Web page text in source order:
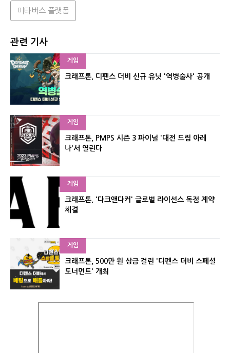
머타버스 플랫폼
관련 기사
게임
크래프톤, 디펜스 더비 신규 유닛 '역병술사' 공개
게임
크래프톤, PMPS 시즌 3 파이널 '대전 드림 아레
나'서 열린다
게임
크래프톤, '다크앤다커' 글로벌 라이선스 독점 계약
체결
게임
크래프톤, 500만 원 상금 걸린 '디펜스 더비 스페셜
토너먼트' 개최